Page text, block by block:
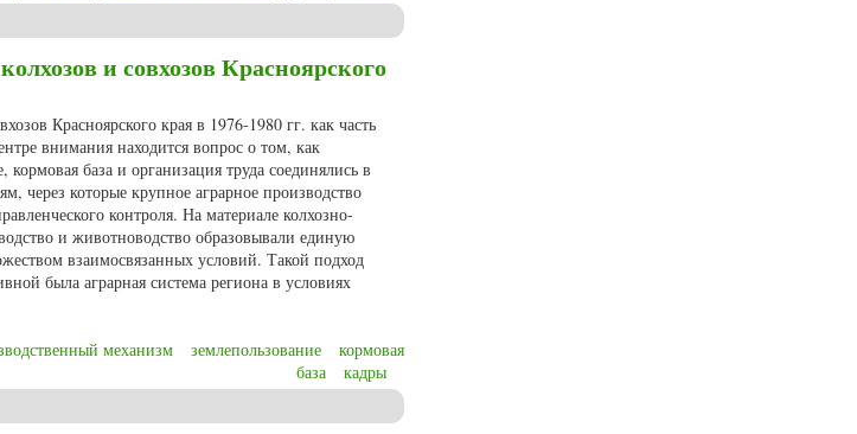
и совхозов Красноярского
Красноярского края в 1976-1980 гг. как часть
внимания находится вопрос о том, как
база и организация труда соединялись в
через которые крупное аграрное производство
контроля. На материале колхозно-
и животноводство образовывали единую
взаимосвязанных условий. Такой подход
была аграрная система региона в условиях
механизм землепользование
кормовая
база
кадры